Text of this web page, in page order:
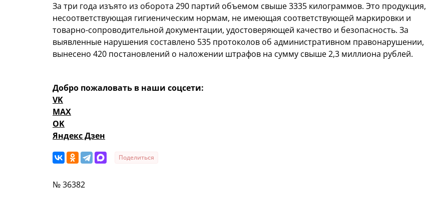
За три года изъято из оборота 290 партий объемом свыше 3335 килограммов. Это продукция,
несоответствующая гигиеническим нормам, не имеющая соответствующей маркировки и
товарно-сопроводительной документации, удостоверяющей качество и безопасность. За
выявленные нарушения составлено 535 протоколов об административном правонарушении,
вынесено 420 постановлений о наложении штрафов на сумму свыше 2,3 миллиона рублей.
Добро пожаловать в наши соцсети:
VK
MAX
OK
Яндекс Дзен
Поделиться
№ 36382